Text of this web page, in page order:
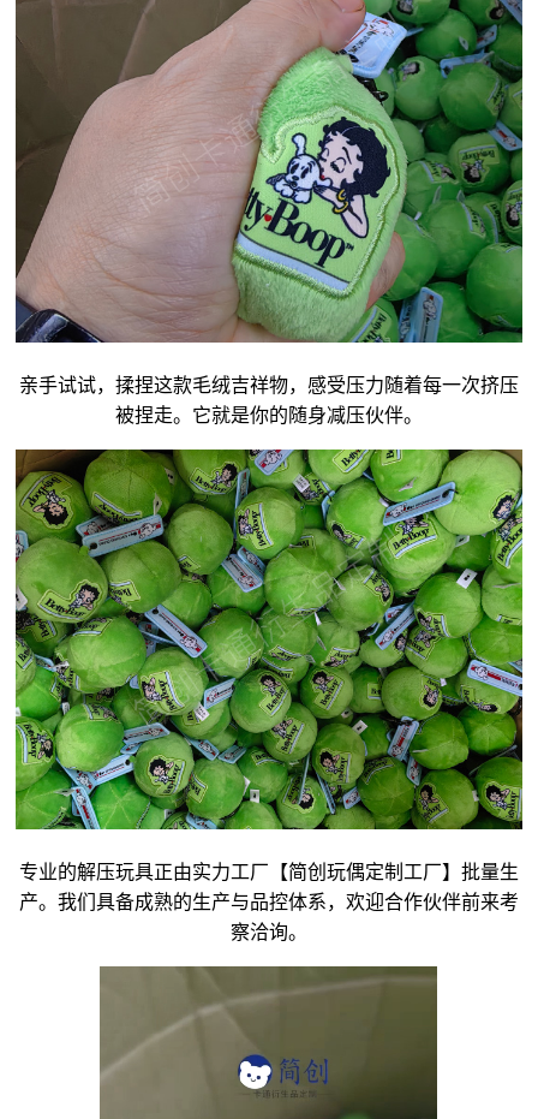
亲手试试，揉捏这款毛绒吉祥物，感受压力随着每一次挤压
被捏走。它就是你的随身减压伙伴。
专业的解压玩具正由实力工厂【简创玩偶定制工厂】批量生
产。我们具备成熟的生产与品控体系，欢迎合作伙伴前来考
察洽询。